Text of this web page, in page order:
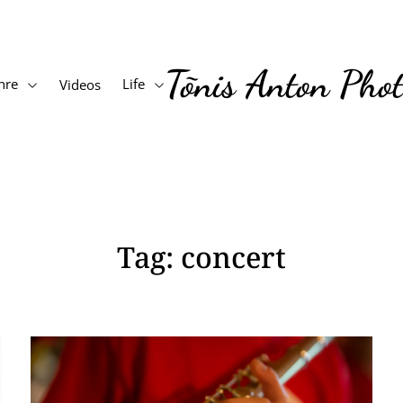
Videos Life Tõnis Anton
Tag: concert